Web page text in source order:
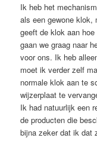
Ik heb het
als een gewone klok,
geeft de klok aan
gaan we graag naar
voor ons. Ik heb
moet ik verder zelf
normale klok aan te
wijzerplaat te
Ik had natuurlijk een
de producten die
bijna zeker dat ik dat